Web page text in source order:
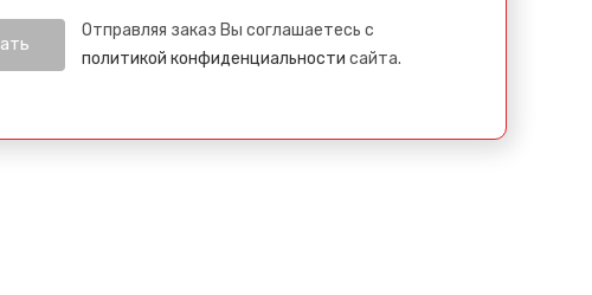
Отправляя заказ Вы соглашаетесь с
политикой конфиденциальности сайта.